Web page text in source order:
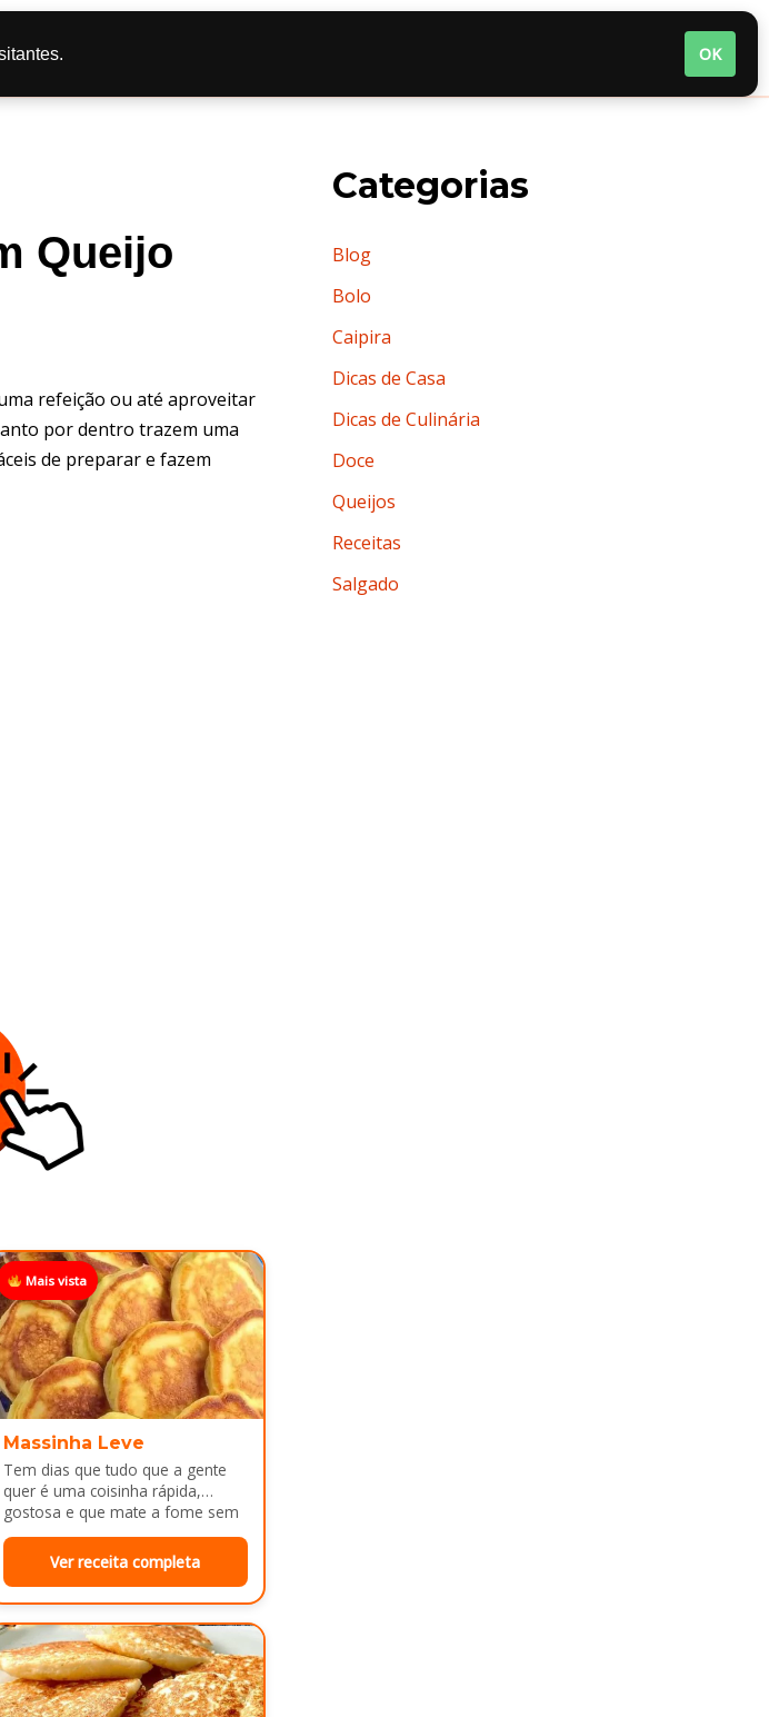
Queijo
refeição ou até aproveitar
por dentro trazem uma
de preparar e fazem
Mais vista
Massinha Leve
Tem dias que tudo que a gente
quer é uma coisinha rápida,
gostosa e que mate a fome sem
dar trabalho...
Ver receita completa
Categorias
Blog
Bolo
Caipira
Dicas de Casa
Dicas de Culinária
Doce
Queijos
Receitas
Salgado
OK